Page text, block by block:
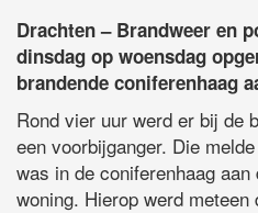
Drachten – Brandweer en
dinsdag op woensdag
brandende coniferenhaag
Rond vier uur werd er bij de
een voorbijganger. Die
was in de coniferenhaag
woning. Hierop werd meteen